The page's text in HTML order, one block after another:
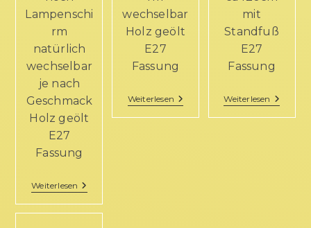
Lampenschi
rm
natürlich
wechselbar
je nach
Geschmack
Holz geölt
E27
Fassung
Weiterlesen
wechselbar
Holz geölt
E27
Fassung
Weiterlesen
mit
Standfuß
E27
Fassung
Weiterlesen